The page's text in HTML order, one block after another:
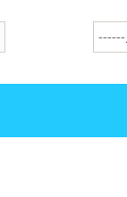
------